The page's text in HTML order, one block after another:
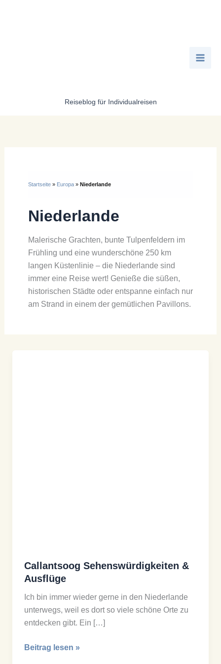
Reiseblog für Individualreisen
Startseite» Europa» Niederlande
Niederlande
Malerische Grachten, bunte Tulpenfeldern im
Frühling und eine wunderschöne 250 km
langen Küstenlinie – die Niederlande sind
immer eine Reise wert! Genieße die süßen,
historischen Städte oder entspanne einfach nur
am Strand in einem der gemütlichen Pavillons.
Callantsoog Sehenswürdigkeiten &
Ausflüge
Ich bin immer wieder gerne in den Niederlande
unterwegs, weil es dort so viele schöne Orte zu
entdecken gibt. Ein […]
Callantsoog
Beitrag lesen »